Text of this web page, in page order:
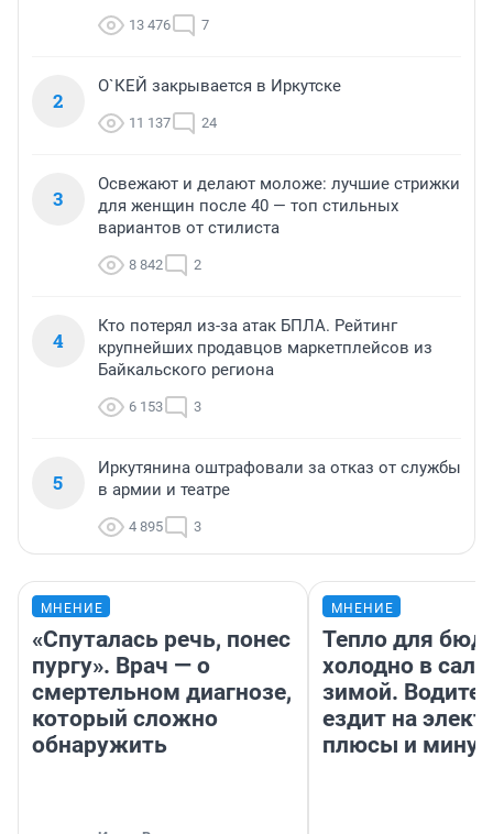
13 476 7
2
О`КЕЙ закрывается в Иркутске
11 137 24
3
Освежают и делают моложе: лучшие стрижки
для женщин после 40 — топ стильных
вариантов от стилиста
8 842 2
4
Кто потерял из-за атак БПЛА. Рейтинг
крупнейших продавцов маркетплейсов из
Байкальского региона
6 153 3
5
Иркутянина оштрафовали за отказ от службы
в армии и театре
4 895 3
МНЕНИЕ
«Спуталась речь, понес
пургу». Врач — о
смертельном диагнозе,
который сложно
обнаружить
МНЕНИЕ
Тепло для
холодно в
зимой.
ездит на
плюсы и